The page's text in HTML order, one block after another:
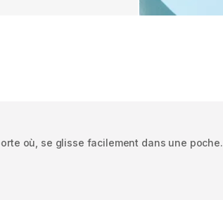
où, se glisse facilement dans une poche.